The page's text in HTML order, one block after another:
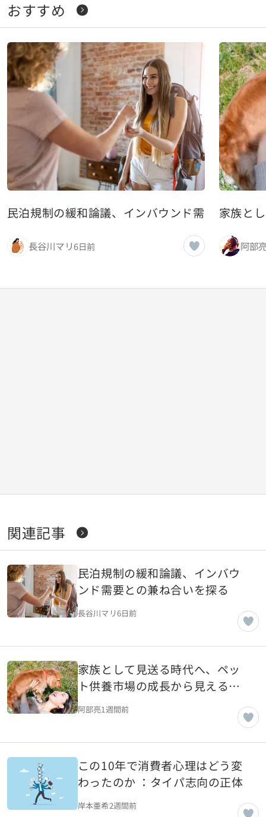
おすすめ
民泊規制の緩和論議、インバウンド需要との兼
長谷川マリ6日前
家族と
阿部
関連記事
民泊規制の緩和論議、インバウ
ンド需要との兼ね合いを探る
長谷川マリ6日前
家族として見送る時代へ、ペッ
ト供養市場の成長から見える価
値観の変化
阿部亮1週間前
この10年で消費者心理はどう変
わったのか ：タイパ志向の正体
岸本亜希2週間前